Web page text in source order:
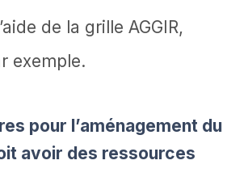
de la grille AGGIR,
exemple.
pour l’aménagement du
avoir des ressources